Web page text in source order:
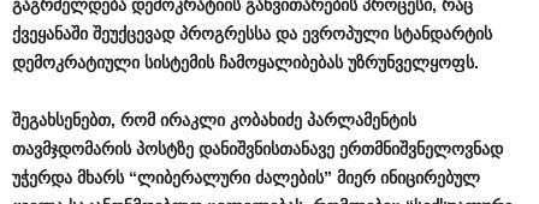
გაგრძელდება დემოკრატიის განვითარების პროცესი, რაც
ქვეყანაში შეუქცევად პროგრესსა და ევროპული სტანდარტის
დემოკრატიული სისტემის ჩამოყალიბებას უზრუნველყოფს.
შეგახსენებთ, რომ ირაკლი კობახიძე პარლამენტის
თავმჯდომარის პოსტზე დანიშვნისთანავე ერთმნიშვნელოვნად
უჭერდა მხარს“ლიბერალური ძალების” მიერ ინიცირებულ